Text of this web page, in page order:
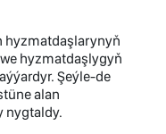
hyzmatdaşlarynyň
hyzmatdaşlygyň
Şeýle-de
alan
nygtaldy.